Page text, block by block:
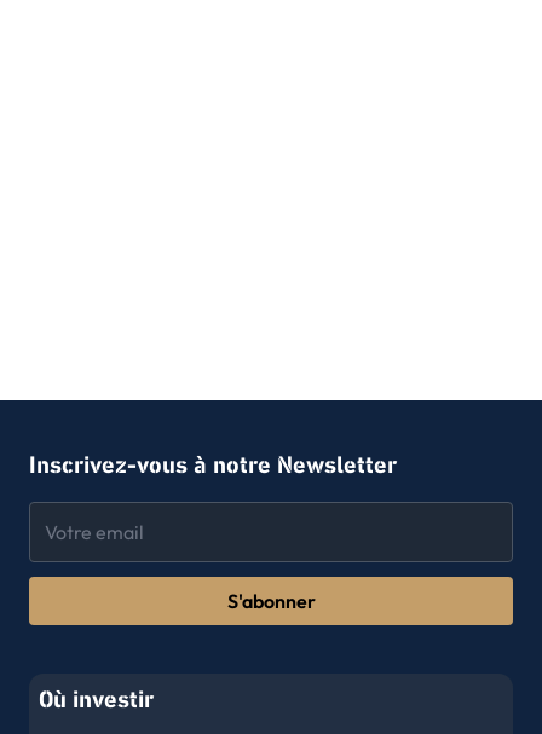
Inscrivez-vous à notre Newsletter
S'abonner
Où investir